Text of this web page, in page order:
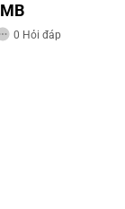
0 Hỏi đáp